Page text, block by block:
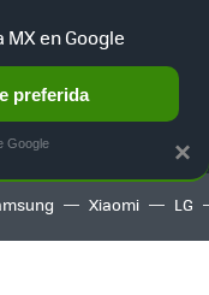
TERRITORIO
Xiaomi LG
×
en Google
preferida
Google